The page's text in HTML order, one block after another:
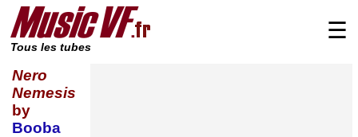
Tous les tubes
☰
Nero
Nemesis
by
Booba